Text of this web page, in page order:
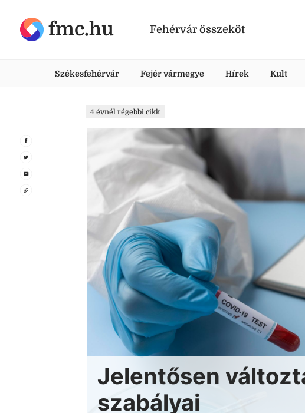
fmc.hu Fehérvár összeköt
Székesfehérvár Fejér vármegye Hírek Kult
4 évnél régebbi cikk
Jelentősen
szabályai